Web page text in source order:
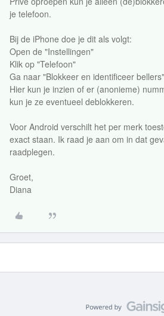
je telefoon.
Bij de iPhone doe je dit als volgt:
Open de "Instellingen"
Klik op "Telefoon"
Ga naar "Blokkeer en identificeer
Hier kun je inzien of er (anonieme)
kun je ze eventueel deblokkeren.
Voor Android verschilt het per merk
exact staan. Ik raad je aan om in dat
raadplegen.
Groet,
Diana